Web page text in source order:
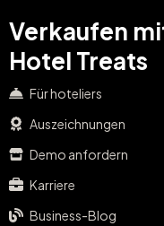
Verkaufen
Hotel Treats
Für hoteliers
Auszeichnungen
Demo anfordern
Karriere
Business-Blog